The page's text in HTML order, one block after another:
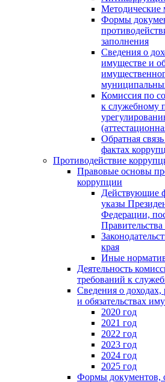
Методические
Формы
заполнения
Сведения о
имуществе и
Комиссия по
к служебному
Обратная
фактах
Противодействие
Правовые основы
коррупции
Действующие
указы
Федерации,
края
Иные
Деятельность
требований к
Сведения о доходах,
и обязательствах
2020 год
2021 год
2022 год
2023 год
2024 год
2025 год
Формы документов,